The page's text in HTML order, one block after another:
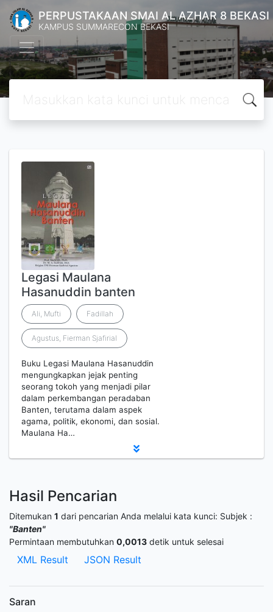
PERPUSTAKAAN SMAI AL AZHAR 8 BEKASI
KAMPUS SUMMARECON BEKASI
Legasi Maulana
Hasanuddin banten
Ali, Mufti Fadillah
Agustus, Fierman Sjafirial
Buku Legasi Maulana Hasanuddin
mengungkapkan jejak penting
seorang tokoh yang menjadi pilar
dalam perkembangan peradaban
Banten, terutama dalam aspek
agama, politik, ekonomi, dan sosial.
Maulana Ha…
Hasil Pencarian
Ditemukan 1 dari pencarian Anda melalui kata kunci: Subjek :
"Banten"
Permintaan membutuhkan 0,0013 detik untuk selesai
XML Result JSON Result
Saran